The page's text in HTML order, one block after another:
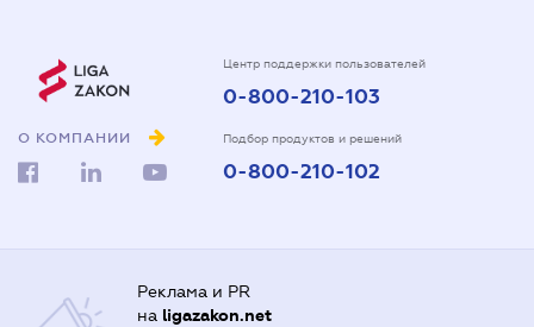
О КОМПАНИИ
Центр поддержки пользователей
0-800-210-103
Подбор продуктов и решений
0-800-210-102
Реклама и PR
на ligazakon.net